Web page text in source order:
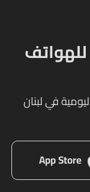
حمل الآن تطبيق LBCI للهواتف
في لبنان
App Store